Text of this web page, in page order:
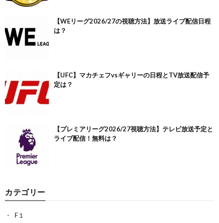
【WEリーグ2026/27の視聴方法】放送ライブ配信日程
は？
【UFC】マカチェフvsギャリーの日程とTV放送配信予
定は？
【プレミアリーグ2026/27視聴方法】テレビ放送予定と
ライブ配信！無料は？
カテゴリー
F１